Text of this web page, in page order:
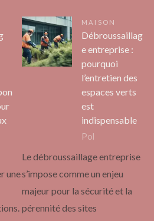
une
MAISON
Débroussaillag
e entreprise :
pourquoi
l’entretien des
espaces verts
est
indispensable
Pol
Le débroussaillage entreprise
s’impose comme un enjeu
majeur pour la sécurité et la
pérennité des sites